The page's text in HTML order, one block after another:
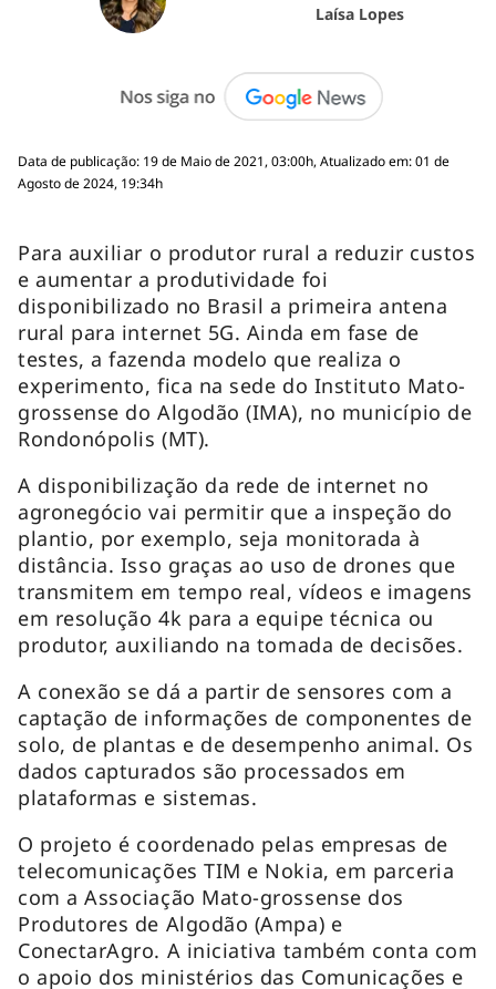
Laísa Lopes
Data de publicação: 19 de Maio de 2021, 03:00h, Atualizado em: 01 de
Agosto de 2024, 19:34h
Para auxiliar o produtor rural a reduzir custos
e aumentar a produtividade foi
disponibilizado no Brasil a primeira antena
rural para internet 5G. Ainda em fase de
testes, a fazenda modelo que realiza o
experimento, fica na sede do Instituto Mato-
grossense do Algodão (IMA), no município de
Rondonópolis (MT).
A disponibilização da rede de internet no
agronegócio vai permitir que a inspeção do
plantio, por exemplo, seja monitorada à
distância. Isso graças ao uso de drones que
transmitem em tempo real, vídeos e imagens
em resolução 4k para a equipe técnica ou
produtor, auxiliando na tomada de decisões.
A conexão se dá a partir de sensores com a
captação de informações de componentes de
solo, de plantas e de desempenho animal. Os
dados capturados são processados em
plataformas e sistemas.
O projeto é coordenado pelas empresas de
telecomunicações TIM e Nokia, em parceria
com a Associação Mato-grossense dos
Produtores de Algodão (Ampa) e
ConectarAgro. A iniciativa também conta com
o apoio dos ministérios das Comunicações e